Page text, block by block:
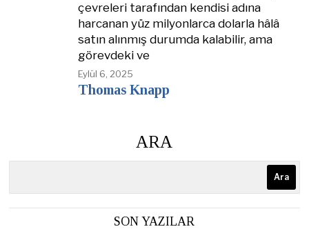
çevreleri tarafından kendisi adına
harcanan yüz milyonlarca dolarla hâlâ
satın alınmış durumda kalabilir, ama
görevdeki ve
Eylül 6, 2025
Thomas Knapp
ARA
Ara
SON YAZILAR